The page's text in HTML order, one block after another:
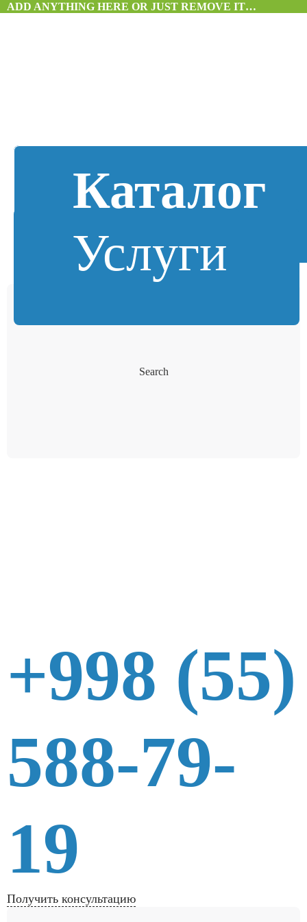
ADD ANYTHING HERE OR JUST REMOVE IT…
Каталог
Услуги
Search
+998 (55)
588-79-
19
Получить консультацию